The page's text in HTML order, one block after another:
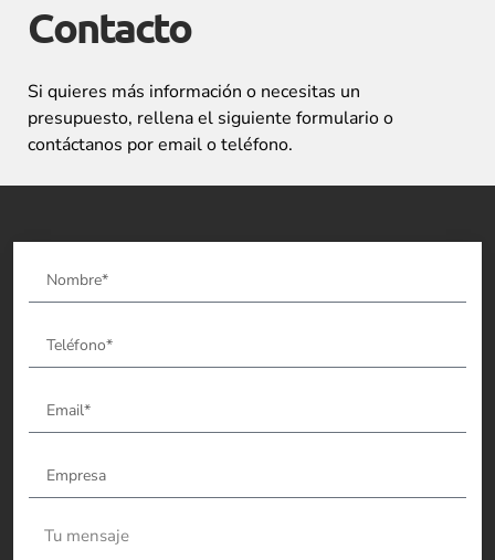
Contacto
Si quieres más información o necesitas un
presupuesto, rellena el siguiente formulario o
contáctanos por email o teléfono.